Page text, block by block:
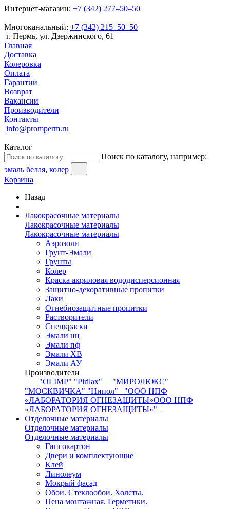
Интернет-магазин: +7 (342) 277‒50‒50
Многоканальный: +7 (342) 215‒50‒50
г. Пермь, ул. Дзержинского, 61
Главная
Доставка
Колеровка
Оплата
Гарантии
Возврат
Вакансии
Производители
Контакты
info@promperm.ru
Каталог
Поиск по каталогу, например:
эмаль белая, колер
Корзина
Назад
Лакокрасочные материалы
Лакокрасочные материалы
Лакокрасочные материалы
Аэрозоли
Грунт-Эмали
Грунты
Колер
Краска акриловая вододисперсионная
Защитно-декоративные пропитки
Лаки
Огнебиозащитные пропитки
Растворители
Спецкраски
Эмали нц
Эмали пф
Эмали ХВ
Эмали АУ
Производители
"OLIMP" "Pirilax"
"МИРОЛЮКС"
"МОСКВИЧКА" "Нипол"
"ООО НПФ
«ЛАБОРАТОРИЯ ОГНЕЗАЩИТЫ»ООО НПФ
«ЛАБОРАТОРИЯ ОГНЕЗАЩИТЫ»"
Отделочные материалы
Отделочные материалы
Отделочные материалы
Гипсокартон
Двери и комплектующие
Клей
Линолеум
Мокрый фасад
Обои. Стеклообои. Холсты.
Пена монтажная. Герметики.